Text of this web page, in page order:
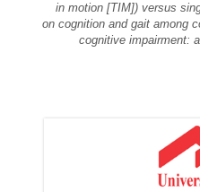
in motion [TIM]) versus
on cognition and gait among
cognitive impairment: